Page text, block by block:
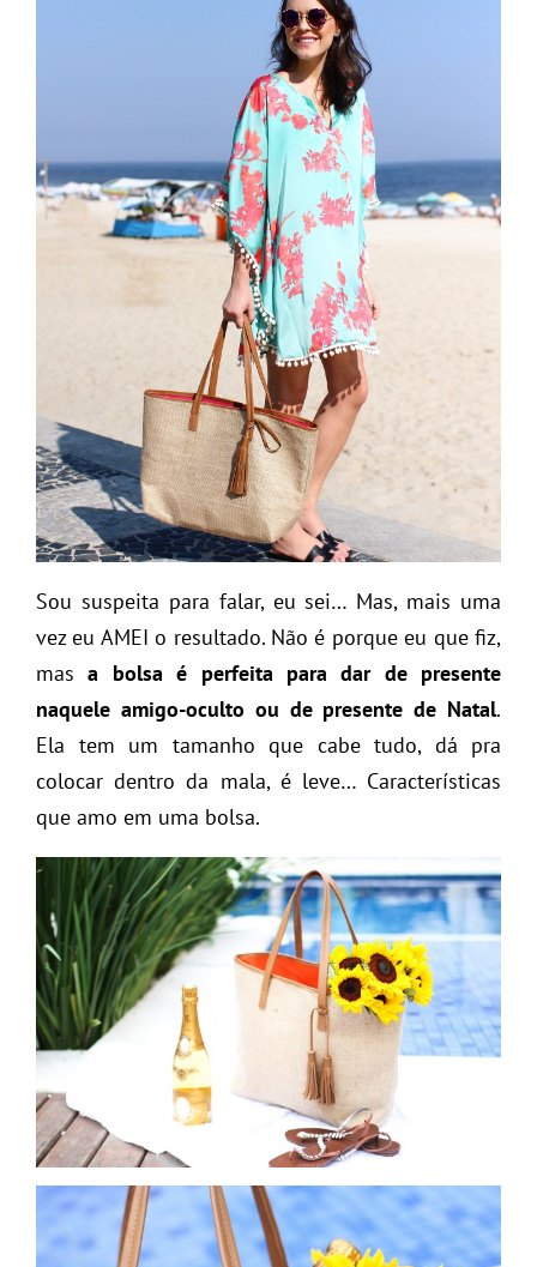
Sou suspeita para falar, eu sei… Mas, mais uma
vez eu AMEI o resultado. Não é porque eu que fiz,
masa bolsa é perfeita para dar de presente
naquele amigo-oculto ou de presente de Natal.
Ela tem um tamanho que cabe tudo, dá pra
colocar dentro da mala, é leve… Características
que amo em uma bolsa.